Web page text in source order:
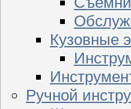
Кузовные
Ручной